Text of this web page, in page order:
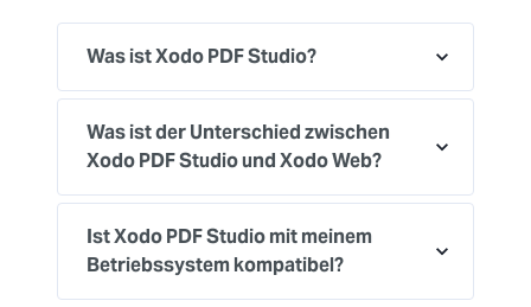
Was ist Xodo PDF Studio?
Was ist der Unterschied zwischen
Xodo PDF Studio und Xodo Web?
Ist Xodo PDF Studio mit meinem
Betriebssystem kompatibel?